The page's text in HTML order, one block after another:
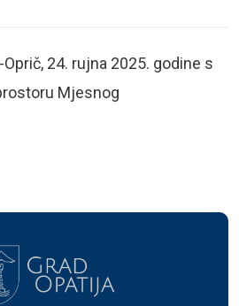
24. rujna 2025. godine s
Mjesnog